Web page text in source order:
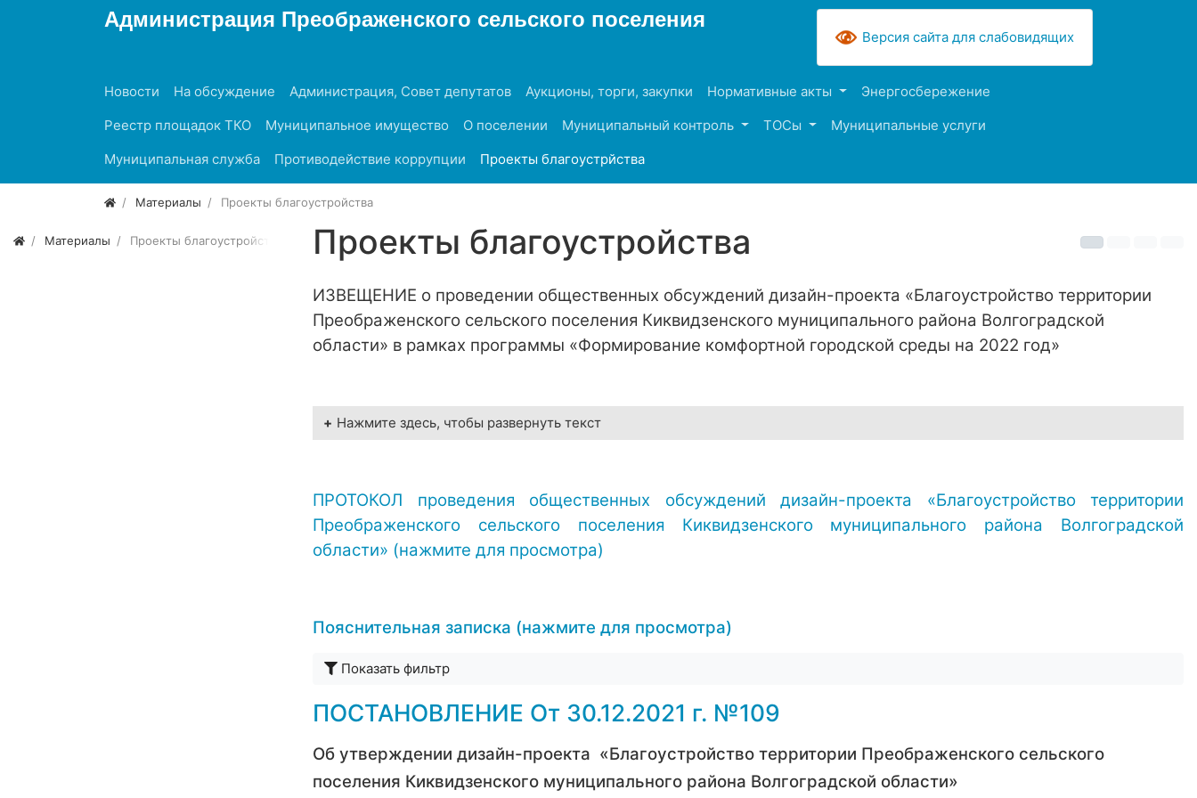
Администрация Преображенского сельского поселения
Версия сайта для слабовидящих
Новости На обсуждение Администрация, Совет депутатов Аукционы, торги, закупки Нормативные акты
Энергосбережение
Реестр площадок ТКО
Муниципальное имущество О поселении Муниципальный контроль ТОСы
Муниципальные услуги
Муниципальная служба
Противодействие коррупции Проекты благоустрйства
Материалы Проекты благоустройства
Материалы Проекты благоустройства Проекты благоустройства
ИЗВЕЩЕНИЕ о проведении общественных обсуждений дизайн-проекта «Благоустройство территории
Преображенского сельского поселения Киквидзенского муниципального района Волгоградской
области» в рамках программы «Формирование комфортной городской среды на 2022 год»
Нажмите здесь, чтобы развернуть текст
ПРОТОКОЛ проведения общественных обсуждений дизайн-проекта «Благоустройство территории
Преображенского сельского поселения Киквидзенского муниципального района Волгоградской
области» (нажмите для просмотра)
Пояснительная записка (нажмите для просмотра)
Показать фильтр
ПОСТАНОВЛЕНИЕ От 30.12.2021 г. №109
Об утверждении дизайн-проекта «Благоустройство территории Преображенского сельского
поселения Киквидзенского муниципального района Волгоградской области»